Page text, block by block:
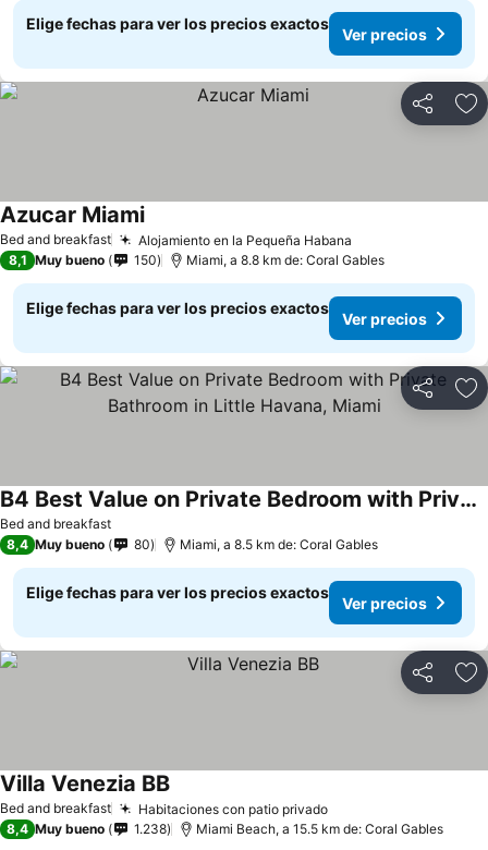
Elige fechas para ver los precios exactos
Ver precios
Compartir
Bed and breakfast Alojamiento en la Pequeña Habana
Azucar Miami
8,1 Muy bueno 150 Miami, a 8.8 km de: Coral Gables
Elige fechas para ver los precios exactos
Ver precios
Compartir
Bed and breakfast
B4 Best Value on Private Bedroom with Private Bathroom in Little Havana, Miami
8,4 Muy bueno 80 Miami, a 8.5 km de: Coral Gables
Elige fechas para ver los precios exactos
Ver precios
Compartir
Bed and breakfast Habitaciones con patio privado
Villa Venezia BB
8,4 Muy bueno 1.238 Miami Beach, a 15.5 km de: Coral Gables